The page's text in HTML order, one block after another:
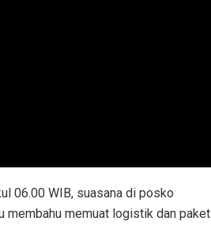
06.00 WIB, suasana di posko
membahu memuat logistik dan paket